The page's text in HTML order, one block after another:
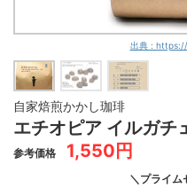
出典 :
自家焙煎かかし珈琲
エチオピア イルガチ
参考価格 1,550円
＼プライム